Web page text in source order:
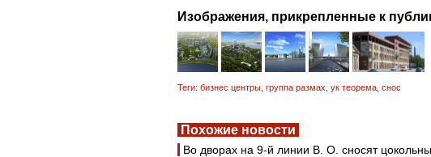
Изображения, прикрепленные к
Теги: бизнес центры группа размах ук теорема снос
Похожие новости
Во дворах на 9-й линии В. О. сносят